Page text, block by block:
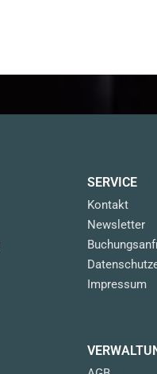
SERVICE
Kontakt
Newsletter
Impressum